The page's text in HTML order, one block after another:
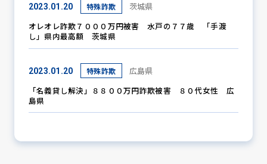
2023.01.20 特殊詐欺
茨城県
オレオレ詐欺７０００万円被害 水戸の７７歳 「手渡
し」県内最高額 茨城県
2023.01.20 特殊詐欺
広島県
「名義貸し解決」８８００万円詐欺被害 ８０代女性 広
島県